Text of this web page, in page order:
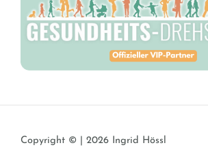
Copyright © | 2026 Ingrid Hössl